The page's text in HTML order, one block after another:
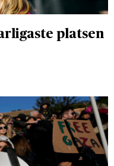
platsen